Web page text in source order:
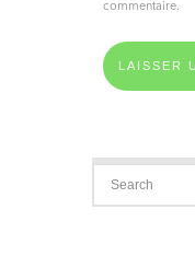
commentaire.